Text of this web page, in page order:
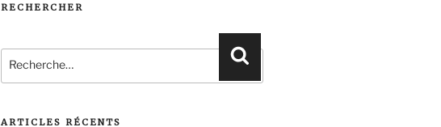
RECHERCHER
pour
:
Recherche
ARTICLES RÉCENTS